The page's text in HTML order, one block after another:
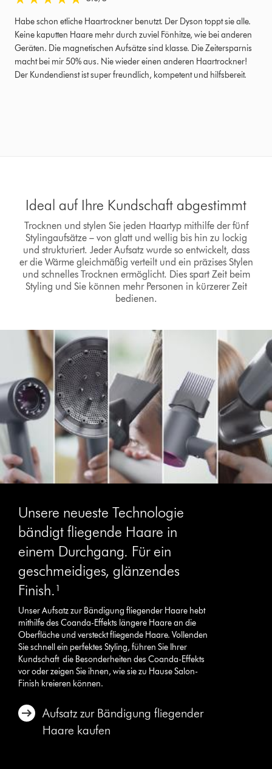
Habe schon etliche Haartrockner benutzt. Der Dyson toppt sie alle.
Keine kaputten Haare mehr durch zuviel Fönhitze, wie bei anderen
Geräten. Die magnetischen Aufsätze sind klasse. Die Zeitersparnis
macht bei mir 50% aus. Nie wieder einen anderen Haartrockner!
Der Kundendienst ist super freundlich, kompetent und hilfsbereit.
Ideal auf Ihre Kundschaft abgestimmt
Trocknen und stylen Sie jeden Haartyp mithilfe der fünf
Stylingaufsätze – von glatt und wellig bis hin zu lockig
und strukturiert. Jeder Aufsatz wurde so entwickelt, dass
er die Wärme gleichmäßig verteilt und ein präzises Stylen
und schnelles Trocknen ermöglicht. Dies spart Zeit beim
Styling und Sie können mehr Personen in kürzerer Zeit
bedienen.
Unsere neueste Technologie
bändigt fliegende Haare in
einem Durchgang. Für ein
geschmeidiges, glänzendes
Finish.¹
Unser Aufsatz zur Bändigung fliegender Haare hebt
mithilfe des Coanda-Effekts längere Haare an die
Oberfläche und versteckt fliegende Haare. Vollenden
Sie schnell ein perfektes Styling, führen Sie Ihrer
Kundschaft die Besonderheiten des Coanda-Effekts
vor oder zeigen Sie ihnen, wie sie zu Hause Salon-
Finish kreieren können.
Aufsatz zur Bändigung fliegender
Haare kaufen